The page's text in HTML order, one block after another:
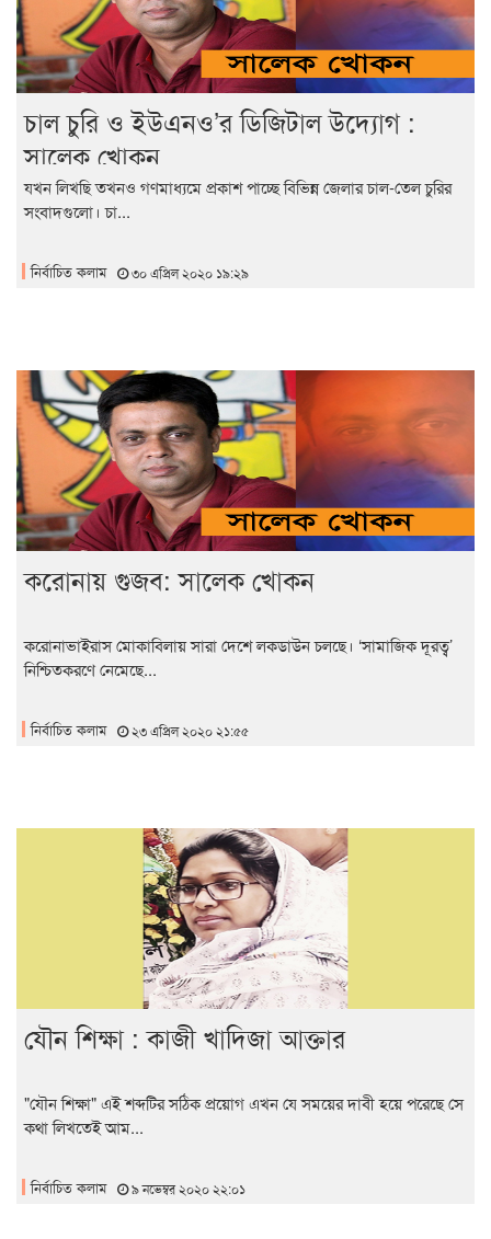
চাল চুরি ও ইউএনও’র ডিজিটাল উদ্যোগ :
সালেক খোকন
যখন লিখছি তখনও গণমাধ্যমে প্রকাশ পাচ্ছে বিভিন্ন জেলার চাল-তেল চুরির
সংবাদগুলো। চা...
নির্বাচিত কলাম ৩০ এপ্রিল ২০২০ ১৯:২৯
করোনায় গুজব: সালেক খোকন
করোনাভাইরাস মোকাবিলায় সারা দেশে লকডাউন চলছে। ‘সামাজিক দূরত্ব’
নিশ্চিতকরণে নেমেছে...
নির্বাচিত কলাম ২৩ এপ্রিল ২০২০ ২১:৫৫
যৌন শিক্ষা : কাজী খাদিজা আক্তার
"যৌন শিক্ষা" এই শব্দটির সঠিক প্রয়োগ এখন যে সময়ের দাবী হয়ে পরেছে সে
কথা লিখতেই আম...
নির্বাচিত কলাম ৯ নভেম্বর ২০২০ ২২:০১